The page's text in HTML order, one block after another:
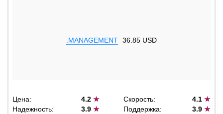
.MANAGEMENT 36.85 USD
Цена: 4.2★ Скорость: 4.1 ★
Надежность:
3.9★ Поддержка: 3.9 ★